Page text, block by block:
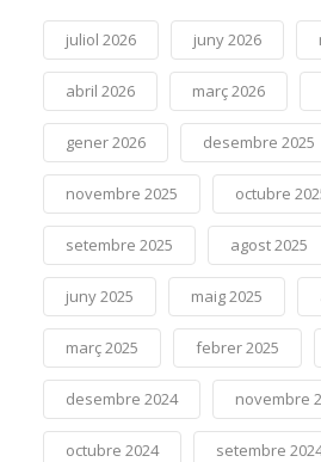
juliol 2026 juny 2026
abril 2026 març 2026
gener 2026 desembre 2025
novembre 2025 octubre
setembre 2025 agost 2025
juny 2025 maig 2025
març 2025 febrer 2025
desembre 2024 novembre
octubre 2024 setembre